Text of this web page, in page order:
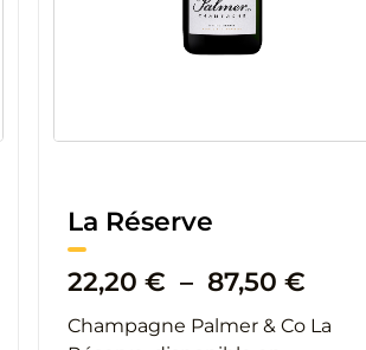
La Réserve
22,20 € – 87,50 €Plage
de
Champagne Palmer & Co La